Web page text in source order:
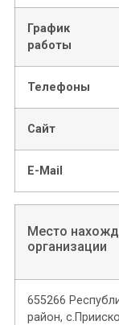
График
работы
Телефоны
Сайт
E-Mail
Место
организации
655266
район,